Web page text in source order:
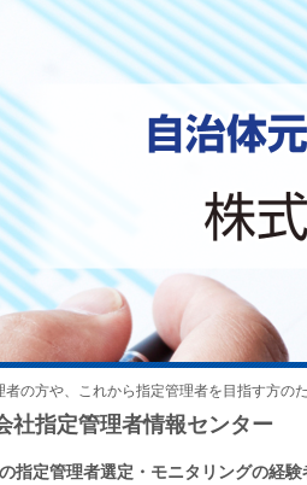
者の方や、これから指定管理者を目指す方の
社指定管理者情報センター
指定管理者選定・モニタリングの経験